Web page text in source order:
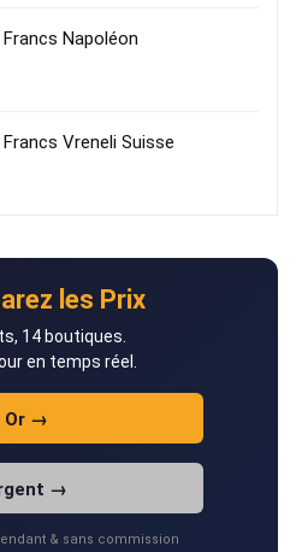
Napoléon
Vreneli Suisse
les Prix
14 boutiques.
en temps réel.
Or →
→
& sans commission